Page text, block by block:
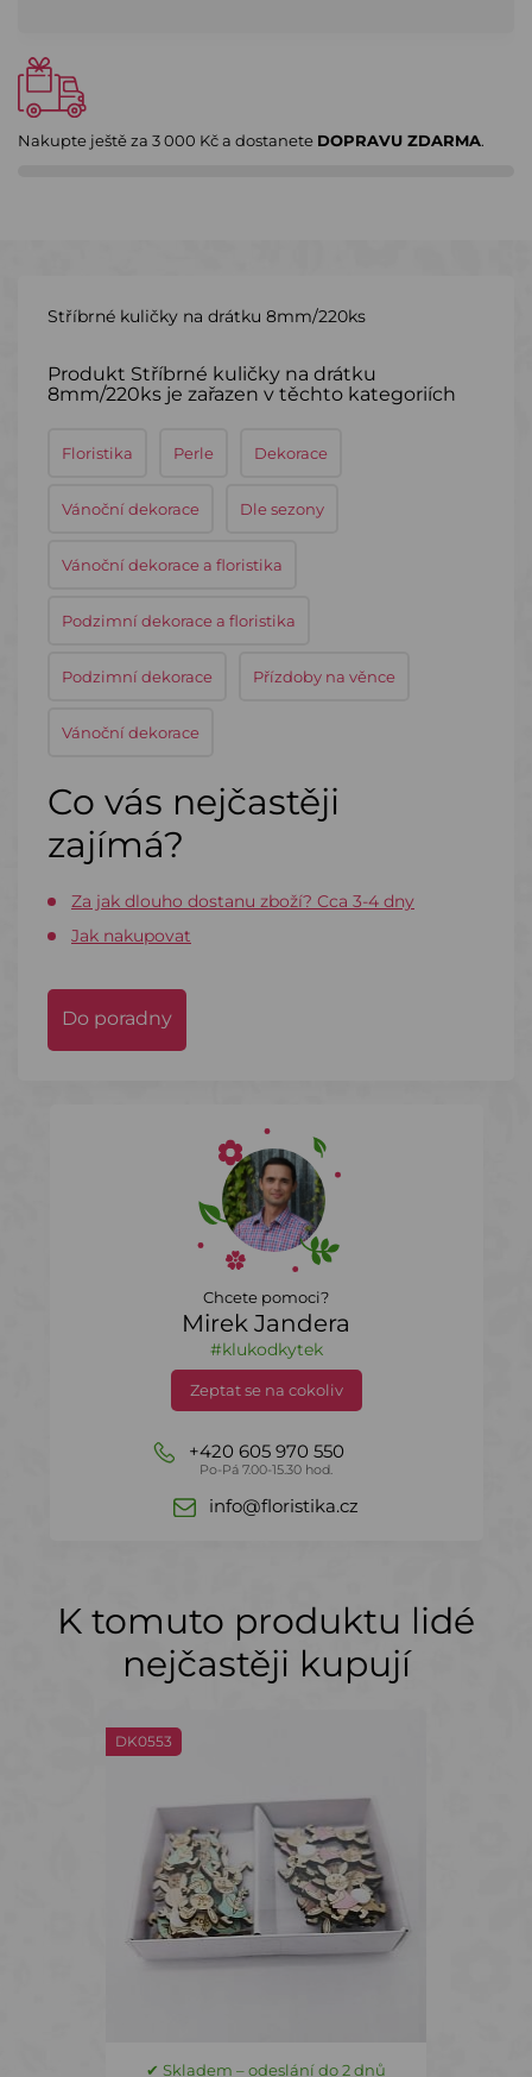
Nakupte ještě za 3 000 Kča dostanete DOPRAVU ZDARMA.
Stříbrné kuličky na drátku 8mm/220ks
Produkt Stříbrné kuličky na drátku
8mm/220ks je zařazen v těchto kategoriích
Floristika Perle Dekorace
Vánoční dekorace Dle sezony
Vánoční dekorace a floristika
Podzimní dekorace a floristika
Podzimní dekorace Přízdoby na věnce
Vánoční dekorace
Co vás nejčastěji
zajímá?
Za jak dlouho dostanu zboží? Cca 3-4 dny
Jak nakupovat
Do poradny
Chcete pomoci?
Mirek Jandera
#klukodkytek
Zeptat se na cokoliv
+420 605 970 550
Po-Pá 7.00-15.30 hod.
info@floristika.cz
K tomuto produktu lidé
nejčastěji kupují
DK0553
✔ Skladem – odeslání do 2 dnů